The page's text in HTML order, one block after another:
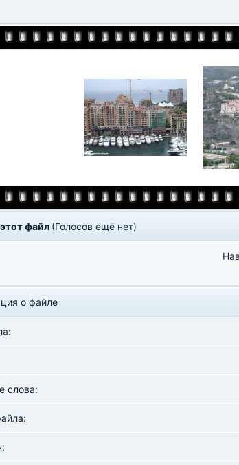
файл (Голосов ещё нет)
о файле
слова: